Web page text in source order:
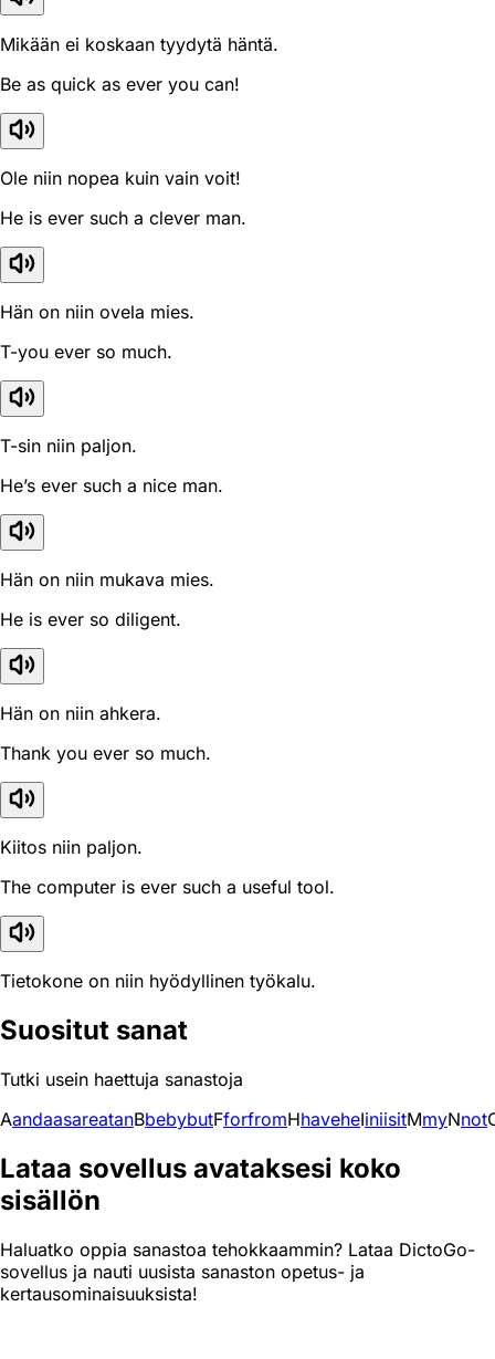
Mikään ei koskaan tyydytä häntä.
Be as quick as ever you can!
Ole niin nopea kuin vain voit!
He is ever such a clever man.
Hän on niin ovela mies.
T-you ever so much.
T-sin niin paljon.
He’s ever such a nice man.
Hän on niin mukava mies.
He is ever so diligent.
Hän on niin ahkera.
Thank you ever so much.
Kiitos niin paljon.
The computer is ever such a useful tool.
Tietokone on niin hyödyllinen työkalu.
Suositut sanat
Tutki usein haettuja sanastoja
AandaasareatanBbebybutFforfromHhaveheIiniisitMmyNnot
Lataa sovellus avataksesi koko
sisällön
Haluatko oppia sanastoa tehokkaammin? Lataa DictoGo-
sovellus ja nauti uusista sanaston opetus- ja
kertausominaisuuksista!